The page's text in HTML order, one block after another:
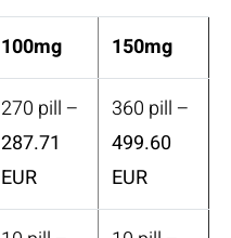
100mg 150mg
270 pill –
287.71
EUR
360 pill –
499.60
EUR